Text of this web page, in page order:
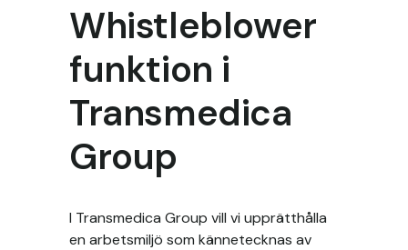
Whistleblower
funktion i
Transmedica
Group
I Transmedica Group vill vi upprätthålla
en arbetsmiljö som kännetecknas av